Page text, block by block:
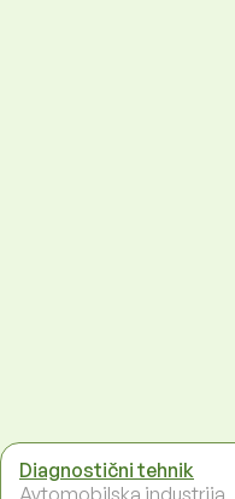
Diagnostični tehnik
Avtomobilska industrija